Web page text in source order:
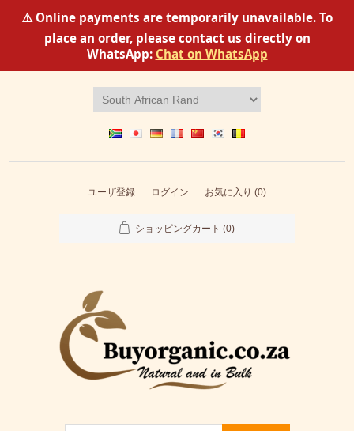
⚠️ Online payments are temporarily unavailable. To
place an order, please contact us directly on
WhatsApp: Chat on WhatsApp
ユーザ登録 ログイン お気に入り (0)
ショッピングカート (0)